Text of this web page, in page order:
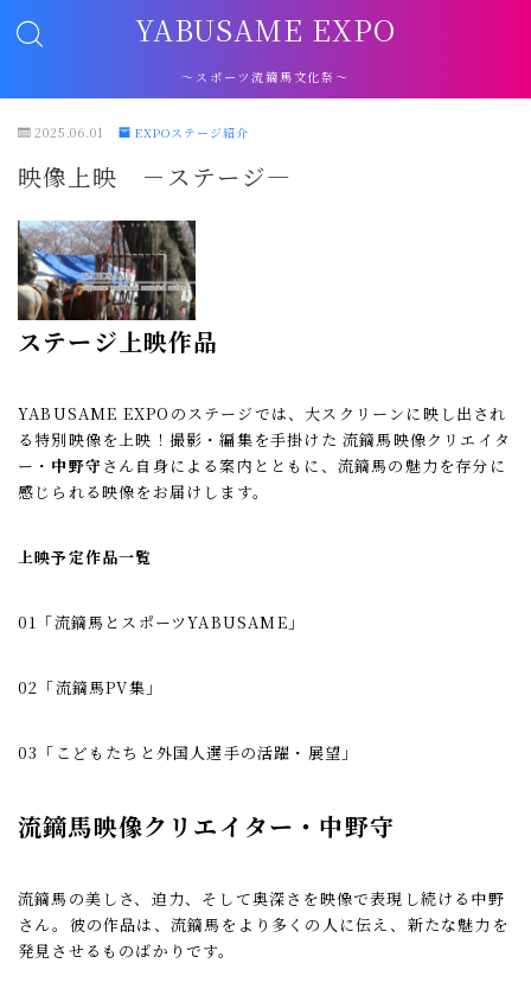
YABUSAME EXPO
～スポーツ流鏑馬文化祭～
2025.06.01 EXPOステージ紹介
映像上映 －ステージ―
ステージ上映作品
YABUSAME EXPOのステージでは、大スクリーンに映し出され
る特別映像を上映！撮影・編集を手掛けた 流鏑馬映像クリエイタ
ー・ 中野守 さん自身による案内とともに、流鏑馬の魅力を存分に
感じられる映像をお届けします。
上映予定作品一覧
01「流鏑馬とスポーツYABUSAME」
02「流鏑馬PV集」
03「こどもたちと外国人選手の活躍・展望」
流鏑馬映像クリエイター・中野守
流鏑馬の美しさ、迫力、そして奥深さを映像で表現し続ける中野
さん。彼の作品は、流鏑馬をより多くの人に伝え、新たな魅力を
発見させるものばかりです。